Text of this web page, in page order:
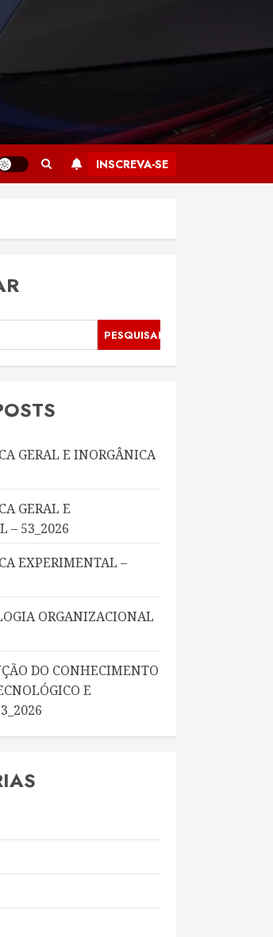
INSCREVA-SE
PESQUISAR
GERAL E INORGÂNICA
GERAL E
– 53_2026
EXPERIMENTAL –
ORGANIZACIONAL
DO CONHECIMENTO
E